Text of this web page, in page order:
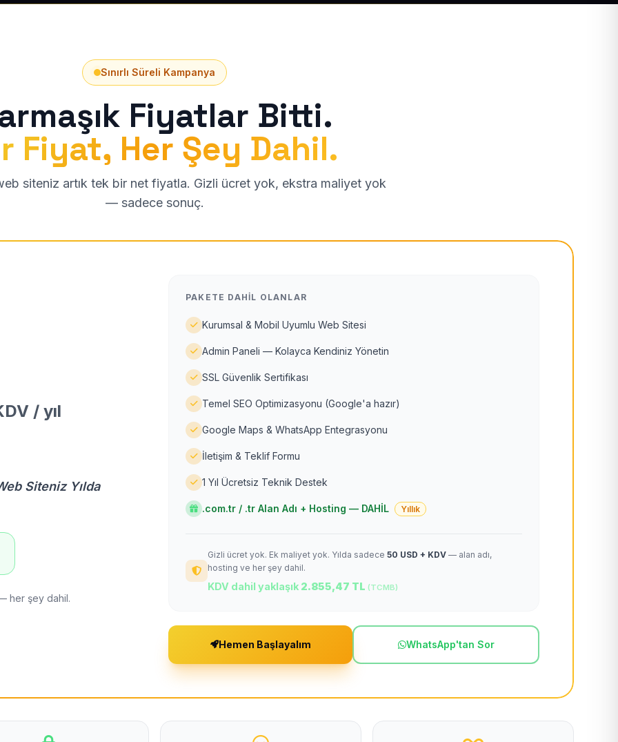
Sınırlı Süreli Kampanya
Fiyatlar Bitti.
Fiyat, Her Şey Dahil.
siteniz artık tek bir net fiyatla. Gizli ücret yok, ekstra maliyet yok
— sadece sonuç.
/ yıl
Siteniz Yılda
her şey dahil.
PAKETE DAHIL OLANLAR
Kurumsal & Mobil Uyumlu Web Sitesi
Admin Paneli — Kolayca Kendiniz Yönetin
SSL Güvenlik Sertifikası
Temel SEO Optimizasyonu (Google'a hazır)
Google Maps & WhatsApp Entegrasyonu
İletişim & Teklif Formu
1 Yıl Ücretsiz Teknik Destek
.com.tr / .tr Alan Adı + Hosting — DAHİL Yıllık
Gizli ücret yok. Ek maliyet yok. Yılda sadece 50 USD + KDV — alan adı,
hosting ve her şey dahil.
KDV dahil yaklaşık 2.855,47 TL (TCMB)
Hemen Başlayalım WhatsApp'tan Sor